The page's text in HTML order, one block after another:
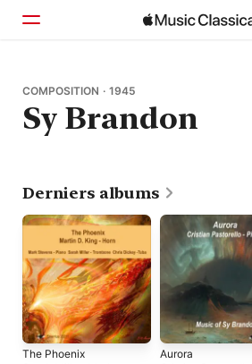
Accueil
Parcourir
COMPOSITION · 1945
Sy Brandon
Derniers albums
The Phoenix
Aurora